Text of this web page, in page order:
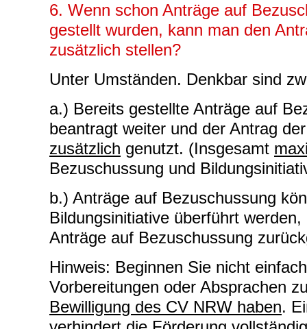
6. Wenn schon Anträge auf
gestellt wurden, kann man den
zusätzlich stellen?
Unter Umständen. Denkbar sind
a.) Bereits gestellte Anträge auf
beantragt weiter und der Antrag
zusätzlich genutzt. (Insgesamt
Bezuschussung und
b.) Anträge auf Bezuschussung
Bildungsinitiative überführt
Anträge auf Bezuschussung
Hinweis: Beginnen Sie nicht
Vorbereitungen oder Absprachen
Bewilligung des CV NRW haben.